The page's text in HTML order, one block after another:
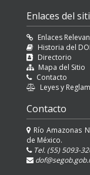
Enlaces del
Enlaces
Historia del
Directorio
Mapa del Sitio
Contacto
Leyes y
Contacto
Río Amazonas
de México.
Tel. (55) 5093-